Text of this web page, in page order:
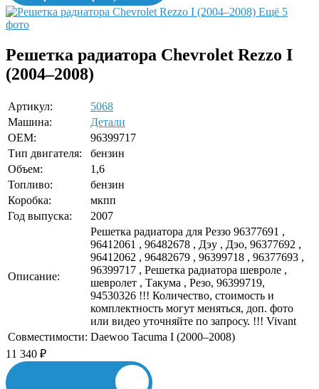
Ещё 5
фото
Решетка радиатора Chevrolet Rezzo I
(2004–2008)
Артикул:
5068
Машина:
Детали
OEM:
96399717
Тип двигателя:
бензин
Объем:
1,6
Топливо:
бензин
Коробка:
мкпп
Год выпуска:
2007
Описание:
Решетка радиатора для Реззо 96377691 ,
96412061 , 96482678 , Дэу , Дэо, 96377692 ,
96412062 , 96482679 , 96399718 , 96377693 ,
96399717 , Решетка радиатора шевроле ,
шевролет , Такума , Резо, 96399719,
94530326 !!! Количество, стоимость и
комплектность могут меняться, доп. фото
или видео уточняйте по запросу. !!! Vivant
Совместимости: Daewoo Tacuma I (2000–2008)
11 340 ₽